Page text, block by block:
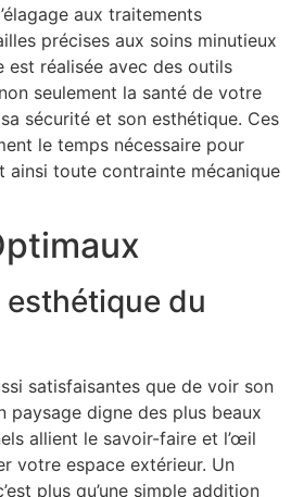
aux traitements
précises aux soins minutieux
est réalisée avec des outils
seulement la santé de votre
sécurité et son esthétique. Ces
le temps nécessaire pour
ainsi toute contrainte mécanique
du
satisfaisantes que de voir son
paysage digne des plus beaux
allient le savoir-faire et l’œil
votre espace extérieur. Un
plus qu’une simple addition